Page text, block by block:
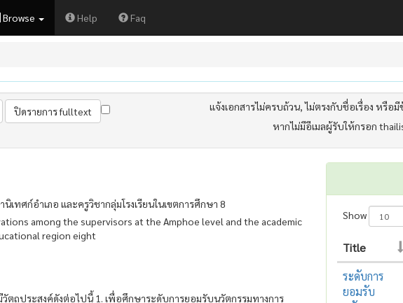
Browse Help Faq
แจ้งเอกสารไม่ครบถ้วน, ไม่ตรงกับชื่อเรื่อง หรื
หากไม่มีอีเมลผู้รับให้กรอก
ทศก์อำเภอ และครูวิชากลุ่มโรงเรียนในเขตการศึกษา 8
among the supervisors at the Amphoe level and the academic
region eight
วัตถุประสงค์ดังต่อไปนี้ 1. เพื่อศึกษาระดับการยอมรับนวัตกรรมทางการ
Show
Title
ระดับการ
ยอมรับ